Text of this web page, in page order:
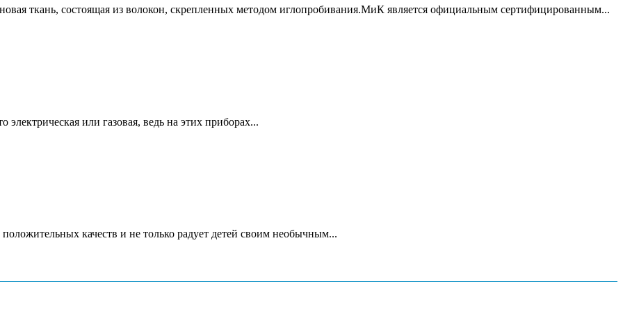
ткань, состоящая из волокон, скрепленных методом иглопробивания.МиК является официальным сертифицированным...
или газовая, ведь на этих приборах...
качеств и не только радует детей своим необычным...